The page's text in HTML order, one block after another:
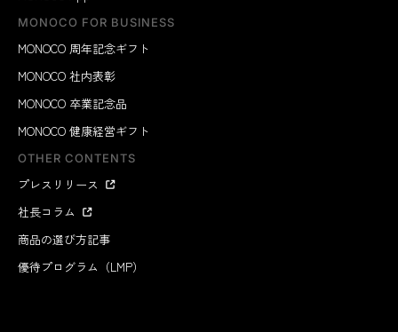
MONOCO FOR BUSINESS
MONOCO 周年記念ギフト
MONOCO 社内表彰
MONOCO 卒業記念品
MONOCO 健康経営ギフト
OTHER CONTENTS
プレスリリース
社長コラム
商品の選び方記事
優待プログラム（LMP）